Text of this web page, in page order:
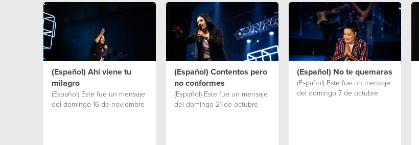
(Español) Ahi viene tu
milagro
(Español) Este fue un mensaje
del domingo 16 de noviembre
(Español) Contentos pero
no conformes
(Español) Este fue un mensaje
del domingo 21 de octubre
(Español) No te quemaras
(Español) Este fue un mensaje
del domingo 7 de octubre